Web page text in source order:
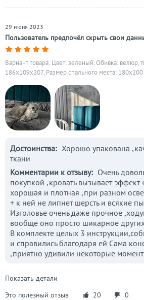
Пользователь предпочёл скрыть свои
29 июня 2023
Вариант товара: Цвет: зеленый, Обивка: велюр,
186x109x207, Размер спального места: 180х200
Достоинства: Хорошо упакована
ткани
Комментарии к отзыву: Очень
покупкой ,кровать вызывает эффект
хорошая и плотная ,при разном
+ к ней не липнет шерсть и всякие
Изголовье очень даже прочное
вообще оно просто шикарное
В комплекте целых 3
и справились благодаря ей Сама
,приятно удивили некоторые
Показать детали
Это полезный отзыв
20 0